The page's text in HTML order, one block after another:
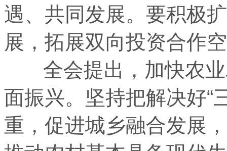
遇、共同发展。要积极
展，拓展双向投资合作
全会提出，加快农业
面振兴。坚持把解决好“
重，促进城乡融合发展